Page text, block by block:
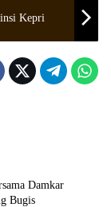
Kepri
Damkar
Bugis